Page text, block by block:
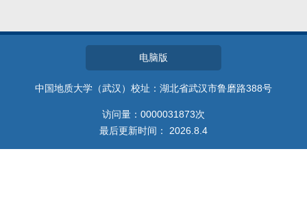
电脑版
中国地质大学（武汉）校址：湖北省武汉市鲁磨路388号
访问量： 0000031873次
最后更新时间： 2026 8 4